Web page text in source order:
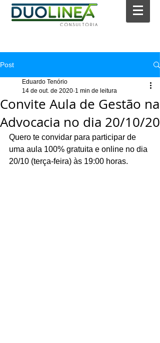
Post
Convite Aula de Gestão na
Advocacia no dia 20/10/20
Eduardo Tenório
14 de out. de 2020 1 min de leitura
Quero te convidar para participar de
uma aula 100% gratuita e online no dia
20/10 (terça-feira) às 19:00 horas.